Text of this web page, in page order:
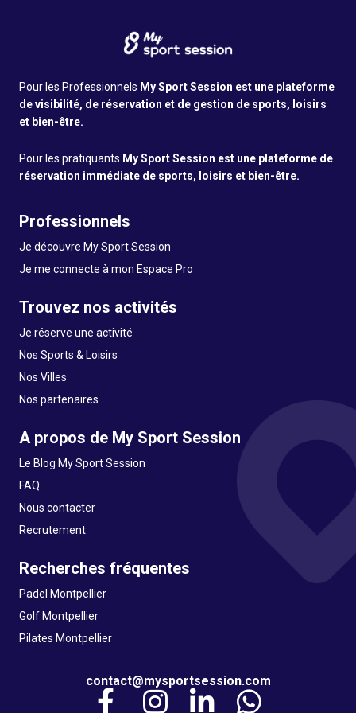
Pour les Professionnels My Sport Session est une plateforme
de visibilité, de réservation et de gestion de sports, loisirs
et bien-être.
Pour les pratiquants My Sport Session est une plateforme de
réservation immédiate de sports, loisirs et bien-être.
Professionnels
Je découvre My Sport Session
Je me connecte à mon Espace Pro
Trouvez nos activités
Je réserve une activité
Nos Sports & Loisirs
Nos Villes
Nos partenaires
A propos de My Sport Session
Le Blog My Sport Session
FAQ
Nous contacter
Recrutement
Recherches fréquentes
Padel Montpellier
Golf Montpellier
Pilates Montpellier
contact@mysportsession.com